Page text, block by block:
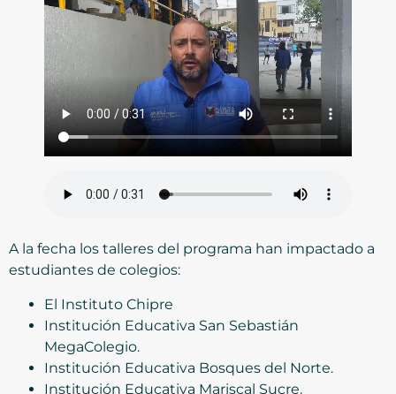
A la fecha los talleres del programa han impactado a
estudiantes de colegios:
El Instituto Chipre
Institución Educativa San Sebastián
MegaColegio.
Institución Educativa Bosques del Norte.
Institución Educativa Mariscal Sucre.